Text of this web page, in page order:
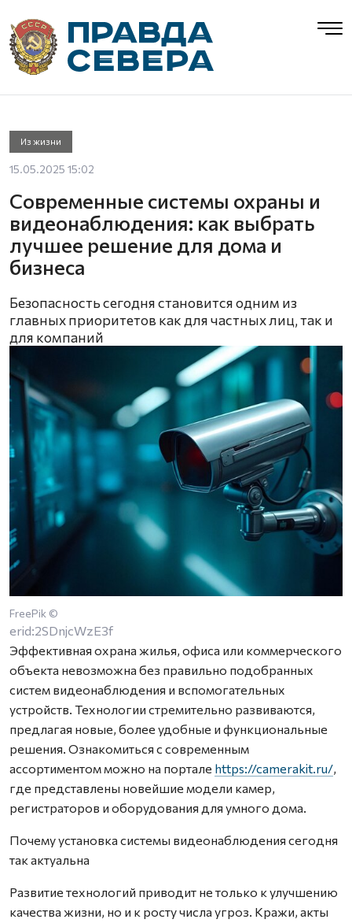
Из жизни
15.05.2025 15:02
Современные системы охраны и
видеонаблюдения: как выбрать
лучшее решение для дома и
бизнеса
Безопасность сегодня становится одним из
главных приоритетов как для частных лиц, так и
для компаний
FreePik ©
erid:2SDnjcWzE3f
Эффективная охрана жилья, офиса или коммерческого
объекта невозможна без правильно подобранных
систем видеонаблюдения и вспомогательных
устройств. Технологии стремительно развиваются,
предлагая новые, более удобные и функциональные
решения. Ознакомиться с современным
ассортиментом можно на портале https://camerakit.ru/,
где представлены новейшие модели камер,
регистраторов и оборудования для умного дома.
Почему установка системы видеонаблюдения сегодня
так актуальна
Развитие технологий приводит не только к улучшению
качества жизни, но и к росту числа угроз. Кражи, акты